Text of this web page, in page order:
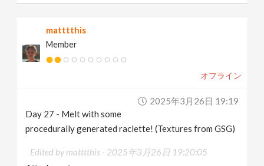
matttthis
Member
オフライン
2025年3月26日 19:19
Day 27 - Melt with some
procedurally generated raclette! (Textures from GSG)
Edited by matttthis - 2025年3月26日 19:20:05